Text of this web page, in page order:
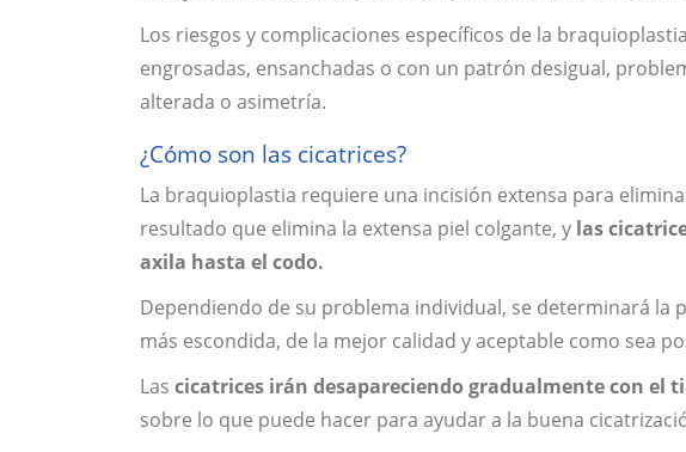
Los riesgos y complicaciones específicos de la
engrosadas, ensanchadas o con un patrón desigual,
alterada o asimetría.
¿Cómo son las cicatrices?
La braquioplastia requiere una incisión extensa para
resultado que elimina la extensa piel colgante, y las
axila hasta el codo.
Dependiendo de su problema individual, se determinará la
más escondida, de la mejor calidad y aceptable como sea
Las cicatrices irán desapareciendo gradualmente con el
sobre lo que puede hacer para ayudar a la buena